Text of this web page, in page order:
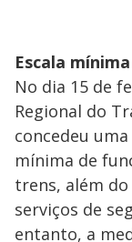
Escala
No dia 15 de
Regional do
concedeu
mínima de
trens, além
serviços de
entanto, a